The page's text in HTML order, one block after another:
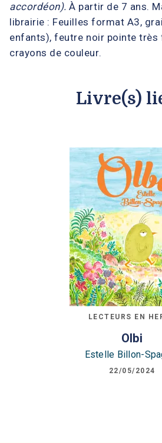
accordéon).À partir de 7 ans.
librairie : Feuilles format A3,
enfants), feutre noir pointe très
crayons de couleur.
Livre(s)
LECTEURS EN
Olbi
Estelle Billon-
22/05/2024